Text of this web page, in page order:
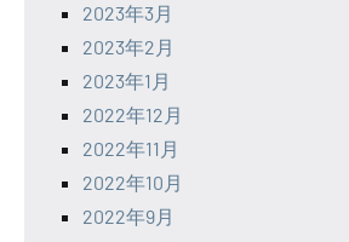
2023年3月
2023年2月
2023年1月
2022年12月
2022年11月
2022年10月
2022年9月